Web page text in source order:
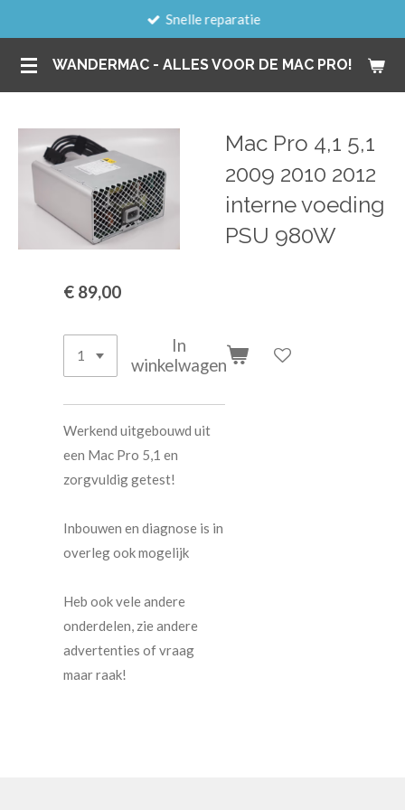
naar
de
WANDERMAC - ALLES VOOR DE MAC PRO!
Snelle reparatie
Mac Pro 4,1 5,1
2009 2010 2012
interne voeding
PSU 980W
€ 89,00
In
winkelwagen
Werkend uitgebouwd uit
een Mac Pro 5,1 en
zorgvuldig getest!
Inbouwen en diagnose is in
overleg ook mogelijk
Heb ook vele andere
onderdelen, zie andere
advertenties of vraag
maar raak!